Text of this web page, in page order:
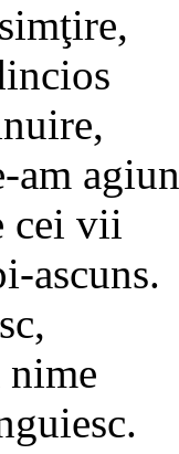
am
cei vii
ascuns.
nime